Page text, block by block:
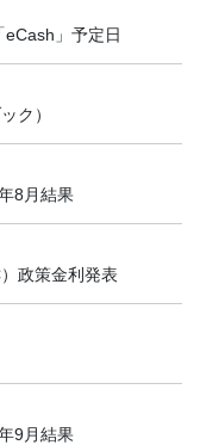
eCash」予定日
ク）
8月結果
政策金利発表
9月結果